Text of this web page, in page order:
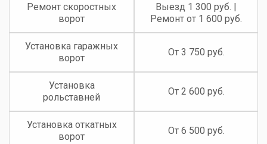
Ремонт скоростных
ворот
Выезд 1 300 руб. |
Ремонт от 1 600 руб.
Установка гаражных
ворот
От 3 750 руб.
Установка
рольставней
От 2 600 руб.
Установка откатных
ворот
От 6 500 руб.